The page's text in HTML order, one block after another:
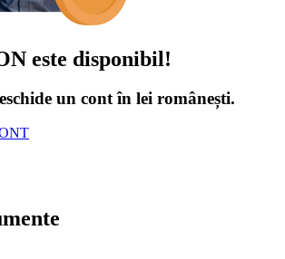
este disponibil!
un cont în lei românești.